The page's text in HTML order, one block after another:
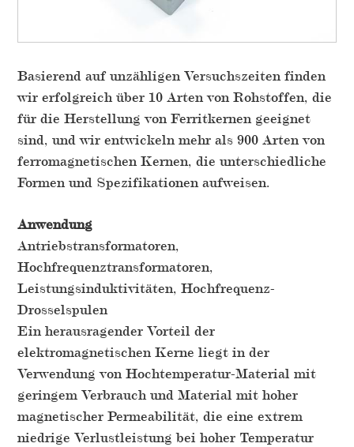
Basierend auf unzähligen Versuchszeiten finden
wir erfolgreich über 10 Arten von Rohstoffen, die
für die Herstellung von Ferritkernen geeignet
sind, und wir entwickeln mehr als 900 Arten von
ferromagnetischen Kernen, die unterschiedliche
Formen und Spezifikationen aufweisen.
Anwendung
Antriebstransformatoren,
Hochfrequenztransformatoren,
Leistungsinduktivitäten, Hochfrequenz-
Drosselspulen
Ein herausragender Vorteil der
elektromagnetischen Kerne liegt in der
Verwendung von Hochtemperatur-Material mit
geringem Verbrauch und Material mit hoher
magnetischer Permeabilität, die eine extrem
niedrige Verlustleistung bei hoher Temperatur